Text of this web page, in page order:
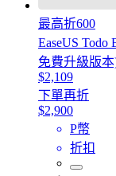
最高折600
EaseUS
免費升級版
$2,109
下單再折
$2,900
P幣
折扣